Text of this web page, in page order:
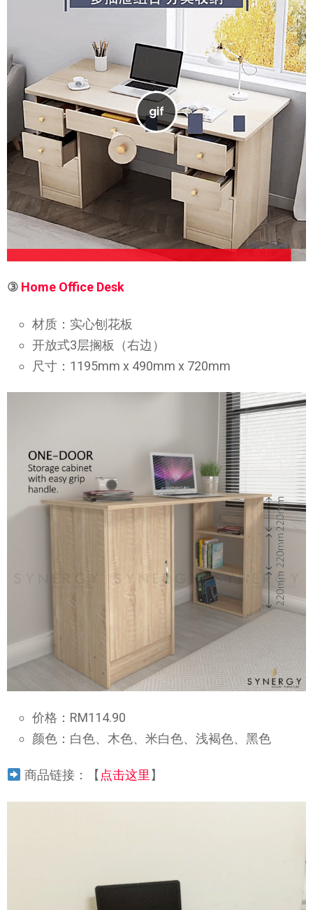
③ Home Office Desk
材质：实心刨花板
开放式3层搁板（右边）
尺寸：1195mm x 490mm x 720mm
价格：RM114.90
颜色：白色、木色、米白色、浅褐色、黑色
商品链接：【 点击这里 】